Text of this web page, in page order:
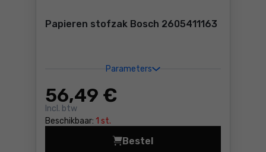
Papieren stofzak Bosch 2605411163
Parameters
56,49 €
Incl. btw
Beschikbaar: 1 st.
Bestel
Papieren stofzak Bosch